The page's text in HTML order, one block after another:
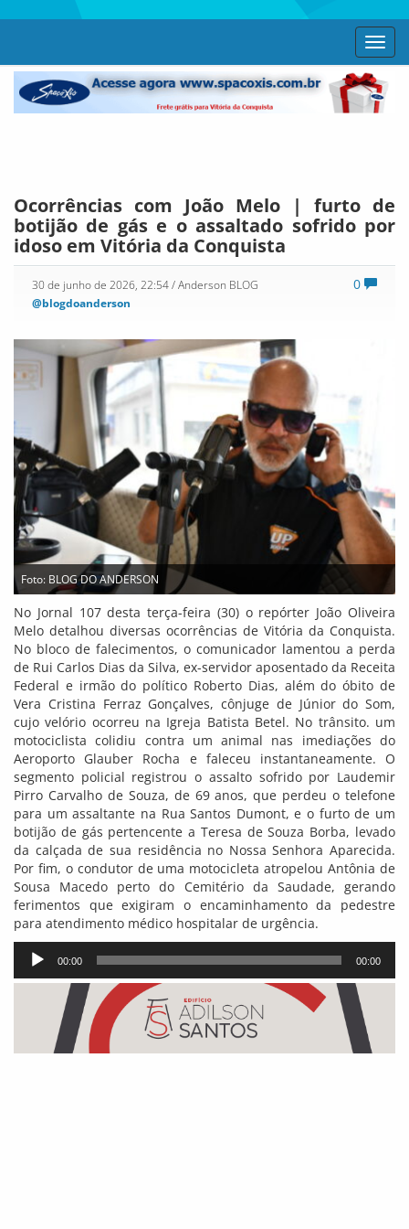
Ocorrências com João Melo | furto de
botijão de gás e o assaltado sofrido por
idoso em Vitória da Conquista
0
30 de junho de 2026, 22:54/ Anderson BLOG
@blogdoanderson
Foto: BLOG DO ANDERSON
No Jornal 107 desta terça-feira (30) o repórter João Oliveira
Melo detalhou diversas ocorrências de Vitória da Conquista.
No bloco de falecimentos, o comunicador lamentou a perda
de Rui Carlos Dias da Silva, ex-servidor aposentado da Receita
Federal e irmão do político Roberto Dias, além do óbito de
Vera Cristina Ferraz Gonçalves, cônjuge de Júnior do Som,
cujo velório ocorreu na Igreja Batista Betel. No trânsito. um
motociclista colidiu contra um animal nas imediações do
Aeroporto Glauber Rocha e faleceu instantaneamente. O
segmento policial registrou o assalto sofrido por Laudemir
Pirro Carvalho de Souza, de 69 anos, que perdeu o telefone
para um assaltante na Rua Santos Dumont, e o furto de um
botijão de gás pertencente a Teresa de Souza Borba, levado
da calçada de sua residência no Nossa Senhora Aparecida.
Por fim, o condutor de uma motocicleta atropelou Antônia de
Sousa Macedo perto do Cemitério da Saudade, gerando
ferimentos que exigiram o encaminhamento da pedestre
para atendimento médico hospitalar de urgência.
Tocador
áudio
00:00 00:00